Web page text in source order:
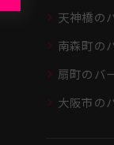
天神橋の
南森町の
扇町のバ
大阪市の